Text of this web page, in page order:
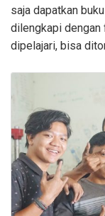
saja dapatkan
dilengkapi dengan
dipelajari, bisa